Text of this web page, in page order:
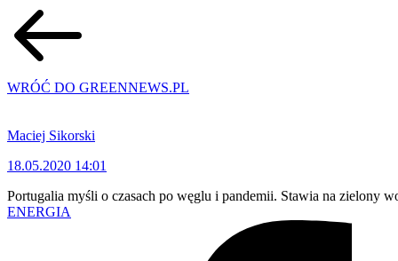
WRÓĆ DO GREENNEWS.PL
Maciej Sikorski
18.05.2020 14:01
Portugalia myśli o czasach po węglu i pandemii. Stawia na zielony
ENERGIA